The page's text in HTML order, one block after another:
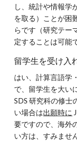
し、統計や情報学
を取る）ことが困
らです（研究テー
定することは可能
留学生を受け入
はい、計算言語学
で、留学生を大い
SDS 研究科の修士
い場合は出願時に
要ですので、海外
い方は、すみませ